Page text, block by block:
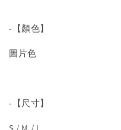
-【顏色】
圖片色
-【尺寸】